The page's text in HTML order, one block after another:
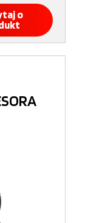
o